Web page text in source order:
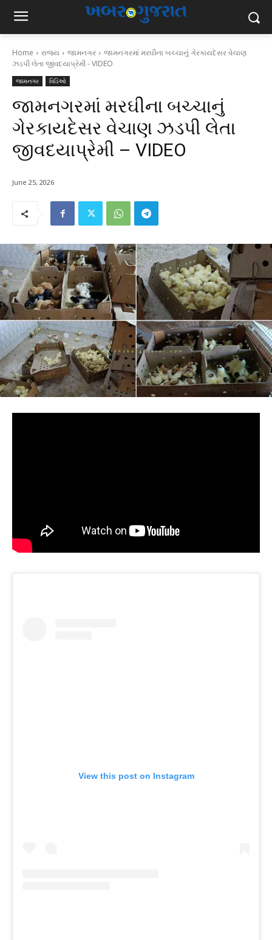
Home રાજ્ય જામનગર
જામનગરમાં મરઘીના બચ્ચાનું ગેરકાયદેસર વેચાણ
ઝડપી લેતા જીવદયાપ્રેમી - VIDEO
જામનગર વિડિઓ
જામનગરમાં મરઘીના બચ્ચાનું
ગેરકાયદેસર વેચાણ ઝડપી લેતા
જીવદયાપ્રેમી – VIDEO
June 25, 2026
View this post on Instagram